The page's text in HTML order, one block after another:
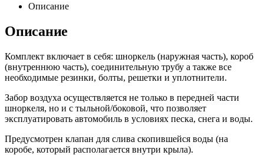
Описание
Описание
Комплект включает в себя: шноркель (наружная часть), короб
(внутреннюю часть), соединительную трубу а также все
необходимые резинки, болты, решетки и уплотнители.
Забор воздуха осуществляется не только в передней части
шноркеля, но и с тыльной/боковой, что позволяет
эксплуатировать автомобиль в условиях песка, снега и воды.
Предусмотрен клапан для слива скопившейся воды (на
коробе, который располагается внутри крыла).